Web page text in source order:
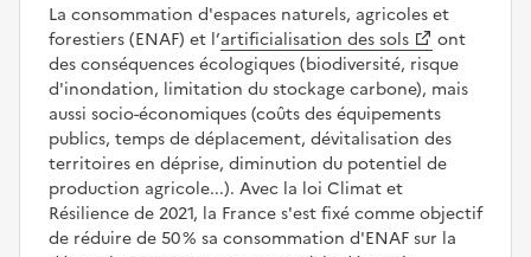
La consommation d'espaces naturels, agricoles et
forestiers (ENAF) et l’artificialisation des sols
ont
des conséquences écologiques (biodiversité, risque
d'inondation, limitation du stockage carbone), mais
aussi socio-économiques (coûts des équipements
publics, temps de déplacement, dévitalisation des
territoires en déprise, diminution du potentiel de
production agricole...). Avec la loi Climat et
Résilience de 2021, la France s'est fixé comme objectif
de réduire de 50 % sa consommation d'ENAF sur la